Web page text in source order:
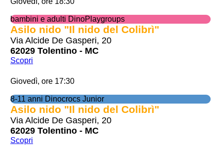
bambini e adulti DinoPlaygroups
Asilo nido "Il nido del Colibrì"
Via Alcide De Gasperi, 20
62029 Tolentino - MC
Scopri
Giovedì, ore 17:30
8-11 anni Dinocrocs Junior
Asilo nido "Il nido del Colibrì"
Via Alcide De Gasperi, 20
62029 Tolentino - MC
Scopri